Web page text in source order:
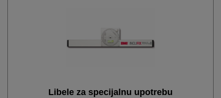
Libele za specijalnu upotrebu